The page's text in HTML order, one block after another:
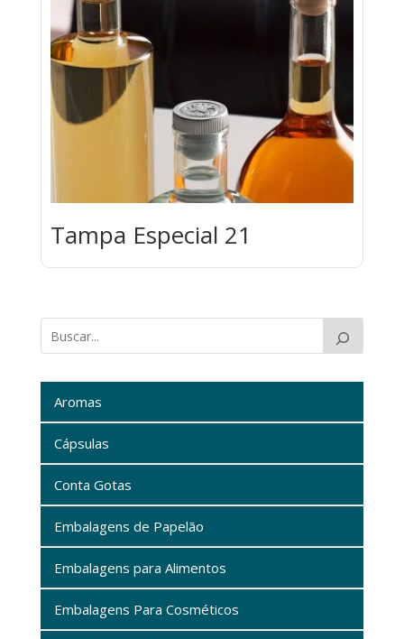
Tampa Especial 21
Aromas
Cápsulas
Conta Gotas
Embalagens de Papelão
Embalagens para Alimentos
Embalagens Para Cosméticos